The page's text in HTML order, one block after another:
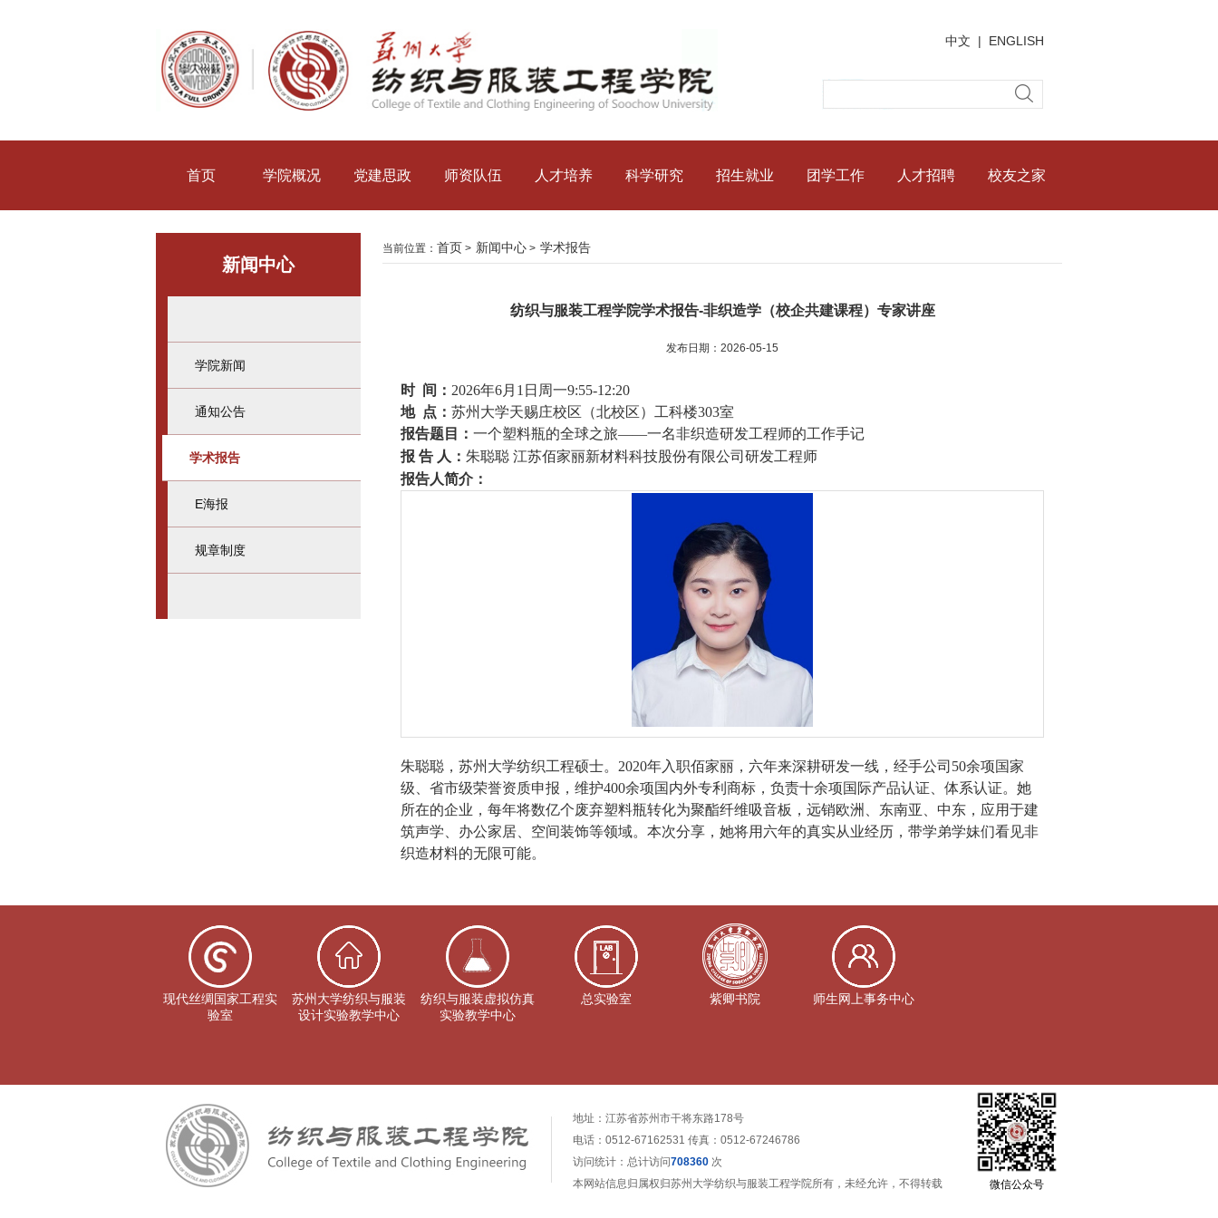
中文 | ENGLISH
首页 学院概况 党建思政 师资队伍 人才培养 科学研究 招生就业 团学工作 人才招聘 校友之家
新闻中心
学院新闻
通知公告
学术报告
E海报
规章制度
当前位置： 首页 > 新闻中心 > 学术报告
纺织与服装工程学院学术报告-非织造学（校企共建课程）专家讲座
发布日期：2026-05-15
时 间： 2026年6月 1 日周一9:55-12:20
地 点： 苏州大学天赐庄校区（北校区）工科楼303室
报告题目： 一个塑料瓶的全球之旅——一名非织造研发工程师的工作手记
报 告 人： 朱聪聪 江苏佰家丽新材料科技股份有限公司研发工程师
报告人简介：
朱聪聪，苏州大学纺织工程硕士。 2020年入职佰家丽，六年来深耕研发一线，经手公司 50余项国家
级、省市级荣誉资质申报，维护400余项国内外专利商标，负责十余项国际产品认证、体系认证。她
所在的企业，每年将数亿个废弃塑料瓶转化为聚酯纤维吸音板，远销欧洲、东南亚、中东，应用于建
筑声学、办公家居、空间装饰等领域。本次分享，她将用六年的真实从业经历，带学弟学妹们看见非
织造材料的无限可能。
现代丝绸国家工程实
验室
苏州大学纺织与服装
设计实验教学中心
纺织与服装虚拟仿真
实验教学中心
总实验室 紫卿书院 师生网上事务中心
地址：江苏省苏州市干将东路178号
电话：0512-67162531 传真：0512-67246786
访问统计：总计访问708360 次
本网站信息归属权归苏州大学纺织与服装工程学院所有，未经允许，不得转载
微信公众号